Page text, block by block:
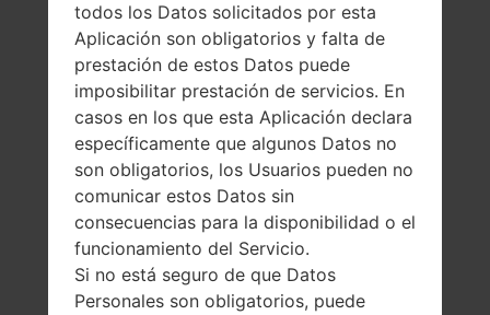
todos los Datos solicitados por esta
Aplicación son obligatorios y falta de
prestación de estos Datos puede
imposibilitar prestación de servicios. En
casos en los que esta Aplicación declara
específicamente que algunos Datos no
son obligatorios, los Usuarios pueden no
comunicar estos Datos sin
consecuencias para la disponibilidad o el
funcionamiento del Servicio.
Si no está seguro de que Datos
Personales son obligatorios, puede